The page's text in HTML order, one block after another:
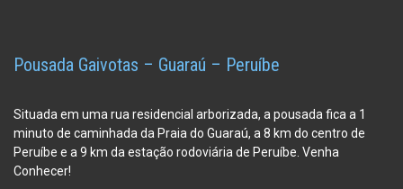
Pousada Gaivotas – Guaraú – Peruíbe
Situada em uma rua residencial arborizada, a pousada fica a 1
minuto de caminhada da Praia do Guaraú, a 8 km do centro de
Peruíbe e a 9 km da estação rodoviária de Peruíbe. Venha
Conhecer!